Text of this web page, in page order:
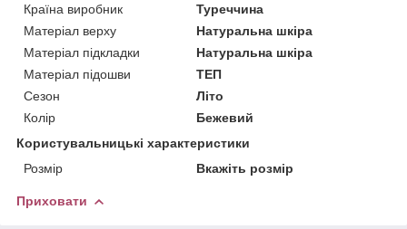
Країна виробник
Туреччина
Матеріал верху
Натуральна шкіра
Матеріал підкладки
Натуральна шкіра
Матеріал підошви
ТЕП
Сезон
Літо
Колір
Бежевий
Користувальницькі характеристики
Розмір
Вкажіть розмір
Приховати